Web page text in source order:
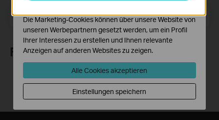
E-Mail-Adresse Registrieren
Folge uns
Die Marketing-Cookies können über unsere Website von
unseren Werbepartnern gesetzt werden, um ein Profil
Ihrer Interessen zu erstellen und Ihnen relevante
Anzeigen auf anderen Websites zu zeigen.
Alle Cookies akzeptieren
Einstellungen speichern